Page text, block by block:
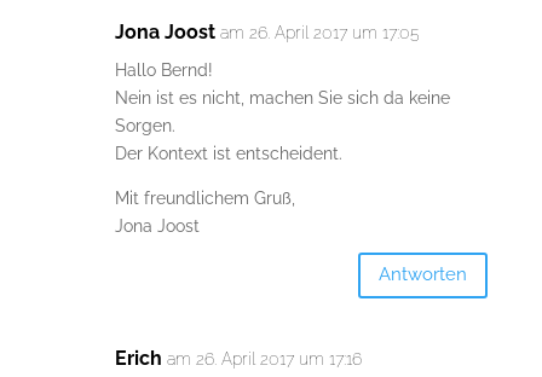
Jona Joost am 26. April 2017 um 17:05
Hallo Bernd!
Nein ist es nicht, machen Sie sich da keine
Sorgen.
Der Kontext ist entscheident.
Mit freundlichem Gruß,
Jona Joost
Antworten
Erich am 26. April 2017 um 17:16